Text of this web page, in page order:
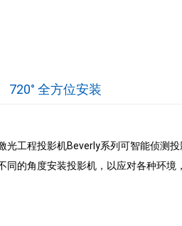
720° 全方位安装
光工程投影机Beverly系列可智能侦测
同的角度安装投影机，以应对各种环境